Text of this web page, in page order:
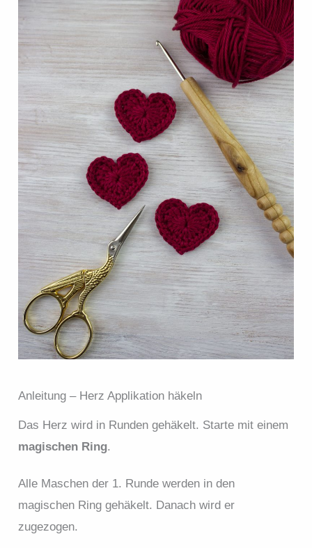
Anleitung – Herz Applikation häkeln
Das Herz wird in Runden gehäkelt. Starte mit einem
magischen Ring.
Alle Maschen der 1. Runde werden in den
magischen Ring gehäkelt. Danach wird er
zugezogen.